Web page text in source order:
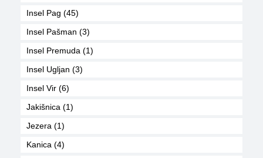
Insel Pag (45)
Insel Pašman (3)
Insel Premuda (1)
Insel Ugljan (3)
Insel Vir (6)
Jakišnica (1)
Jezera (1)
Kanica (4)